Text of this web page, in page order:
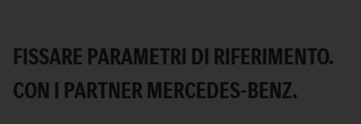
FISSARE PARAMETRI DI RIFERIMENTO.
CON I PARTNER MERCEDES-BENZ.